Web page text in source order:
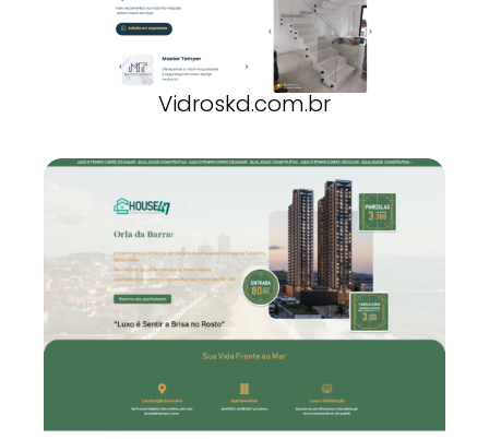
Vidroskd.com.br